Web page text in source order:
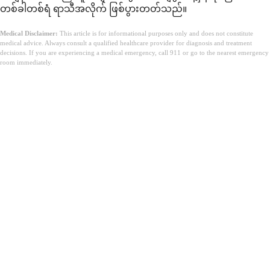
တစ်ခါတစ်ရံ ရာသီအလိုက် ဖြစ်ပွားတတ်သည်။
Medical Disclaimer: This article is for informational purposes only and does not constitute
medical advice. Always consult a qualified healthcare provider for diagnosis and treatment
decisions. If you are experiencing a medical emergency, call 911 or go to the nearest emergency
room immediately.